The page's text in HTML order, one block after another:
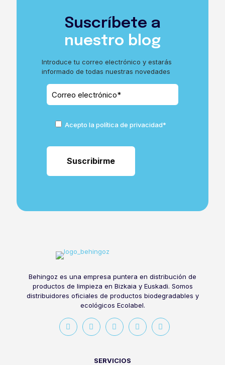
Suscríbete a
nuestro blog
Introduce tu correo electrónico y estarás
informado de todas nuestras novedades
Acepto la política de privacidad*
Behingoz es una empresa puntera en distribución de
productos de limpieza en Bizkaia y Euskadi. Somos
distribuidores oficiales de productos biodegradables y
ecológicos Ecolabel.
SERVICIOS